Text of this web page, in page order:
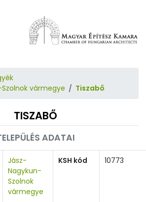
vármegye
Tiszabő
TISZABŐ
ADATAI
Jász-
Nagykun-
Szolnok
vármegye
KSH kód 10773